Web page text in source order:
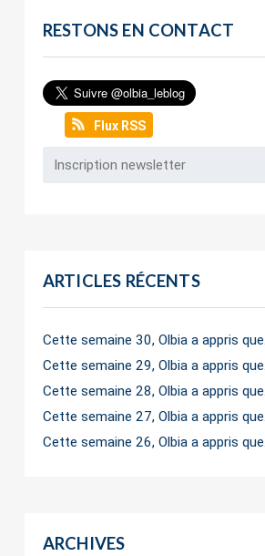
RESTONS EN CONTACT
Flux RSS
ARTICLES RÉCENTS
Cette semaine 30, Olbia a appris que…
Cette semaine 29, Olbia a appris que…
Cette semaine 28, Olbia a appris que…
Cette semaine 27, Olbia a appris que…
Cette semaine 26, Olbia a appris que…
ARCHIVES